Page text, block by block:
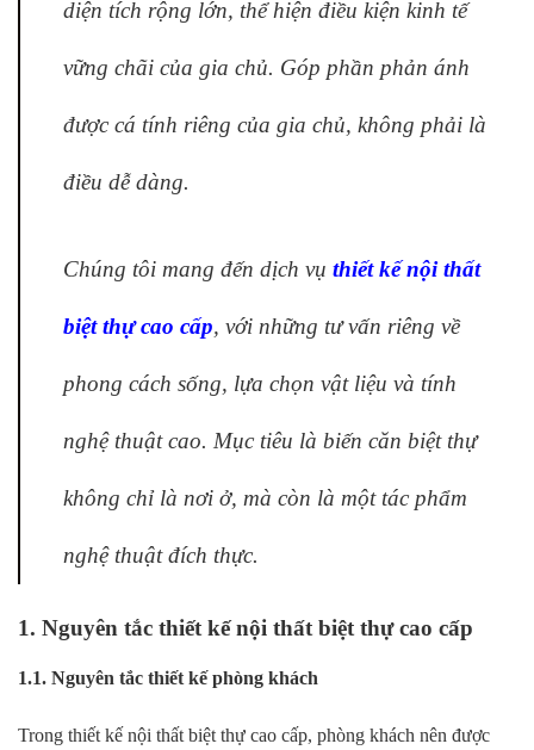
diện tích rộng lớn, thể hiện điều kiện kinh tế
vững chãi của gia chủ. Góp phần phản ánh
được cá tính riêng của gia chủ, không phải là
điều dễ dàng.
Chúng tôi mang đến dịch vụ thiết kế nội thất
biệt thự cao cấp, với những tư vấn riêng về
phong cách sống, lựa chọn vật liệu và tính
nghệ thuật cao. Mục tiêu là biến căn biệt thự
không chỉ là nơi ở, mà còn là một tác phẩm
nghệ thuật đích thực.
1. Nguyên tắc thiết kế nội thất biệt thự cao cấp
1.1. Nguyên tắc thiết kế phòng khách
Trong thiết kế nội thất biệt thự cao cấp, phòng khách nên được